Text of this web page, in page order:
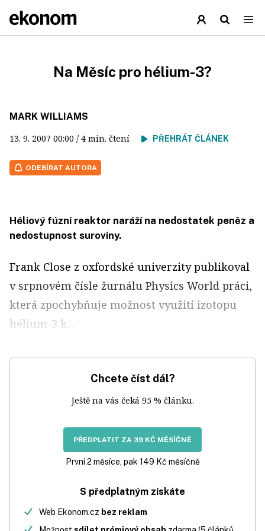
Na Měsíc pro hélium-3?
MARK WILLIAMS
13. 9. 2007 00:00 / 4 min. čtení PŘEHRÁT ČLÁNEK
ODEBÍRAT AUTORA
Héliový fúzní reaktor naráží na nedostatek peněz a
nedostupnost suroviny.
Frank Close z oxfordské univerzity publikoval
v srpnovém čísle žurnálu Physics World práci,
která zpochybňuje možnost využití izotopu
hélium-3 k...
Chcete číst dál?
Ještě na vás čeká 95 % článku.
PŘEDPLATIT ZA 39 KČ MĚSÍČNĚ
První 2 měsíce, pak 149 Kč měsíčně
S předplatným získáte
Web Ekonom.cz bez reklam